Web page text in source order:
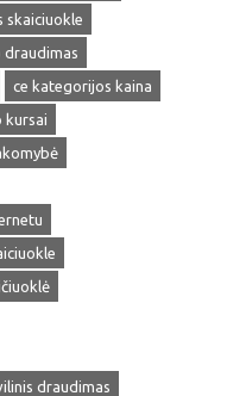
skaiciuokle
draudimas
ce kategorijos kaina
kursai
draudimas